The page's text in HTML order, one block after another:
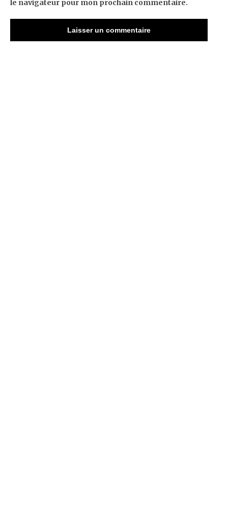
le navigateur pour mon prochain commentaire.